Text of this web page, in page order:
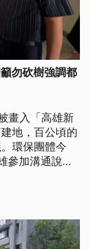
勿砍樹強調都
畫入「高雄新
地，百公頃的
環保團體今
參加溝通說明
生活和發展的